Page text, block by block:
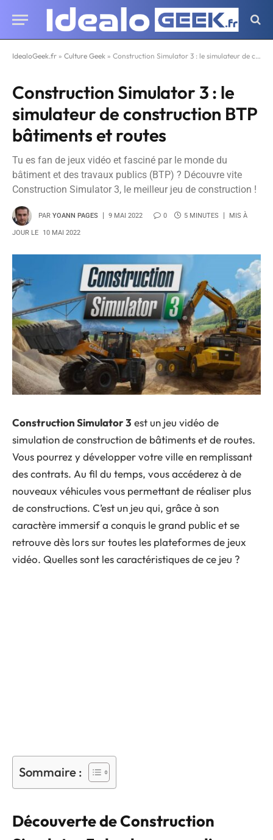
IdealoGeek.fr » Culture Geek » Construction Simulator 3 : le simulateur de construction BTP bâtiments et routes
Construction Simulator 3 : le
simulateur de construction BTP
bâtiments et routes
Tu es fan de jeux vidéo et fasciné par le monde du
bâtiment et des travaux publics (BTP) ? Découvre vite
Construction Simulator 3, le meilleur jeu de construction !
PAR YOANN PAGES 9 MAI 2022 0 5 MINUTES MIS À
JOUR LE 10 MAI 2022
Construction Simulator 3 est un jeu vidéo de
simulation de construction de bâtiments et de routes.
Vous pourrez y développer votre ville en remplissant
des contrats. Au fil du temps, vous accéderez à de
nouveaux véhicules vous permettant de réaliser plus
de constructions. C’est un jeu qui, grâce à son
caractère immersif a conquis le grand public et se
retrouve dès lors sur toutes les plateformes de jeux
vidéo. Quelles sont les caractéristiques de ce jeu ?
Sommaire :
Découverte de Construction